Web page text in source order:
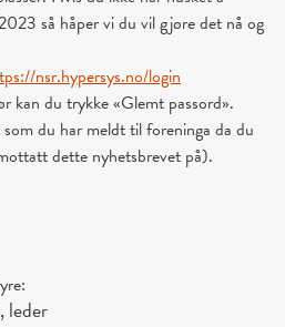
så håper vi du vil gjøre det nå og
nsr.hypersys.no/login
kan du trykke «Glemt passord».
du har meldt til foreninga da du
dette nyhetsbrevet på).
leder